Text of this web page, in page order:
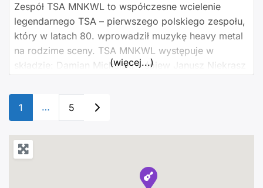
Zespół TSA MNKWL to współczesne wcielenie
legendarnego TSA – pierwszego polskiego zespołu,
który w latach 80. wprowadził muzykę heavy metal
na rodzime sceny. TSA MNKWL występuje w
składzie: Damian Michalski – śpiew Janusz Niekrasz
gitara Piotr Lekki – gitara Bilety w barze Browaru.
Cena: 70zł Otwarcie bramek: 19:00
(więcej...)
Posts navigation
1 … 5 Older posts